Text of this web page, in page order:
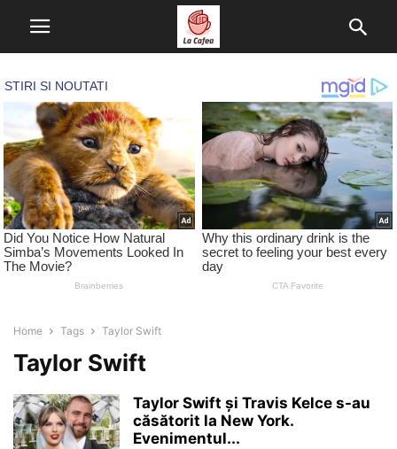
Home Tags Taylor Swift
Taylor Swift
Taylor Swift și Travis Kelce s-au
căsătorit la New York.
Evenimentul...